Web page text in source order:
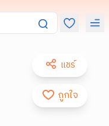
แชร์
ถูกใจ